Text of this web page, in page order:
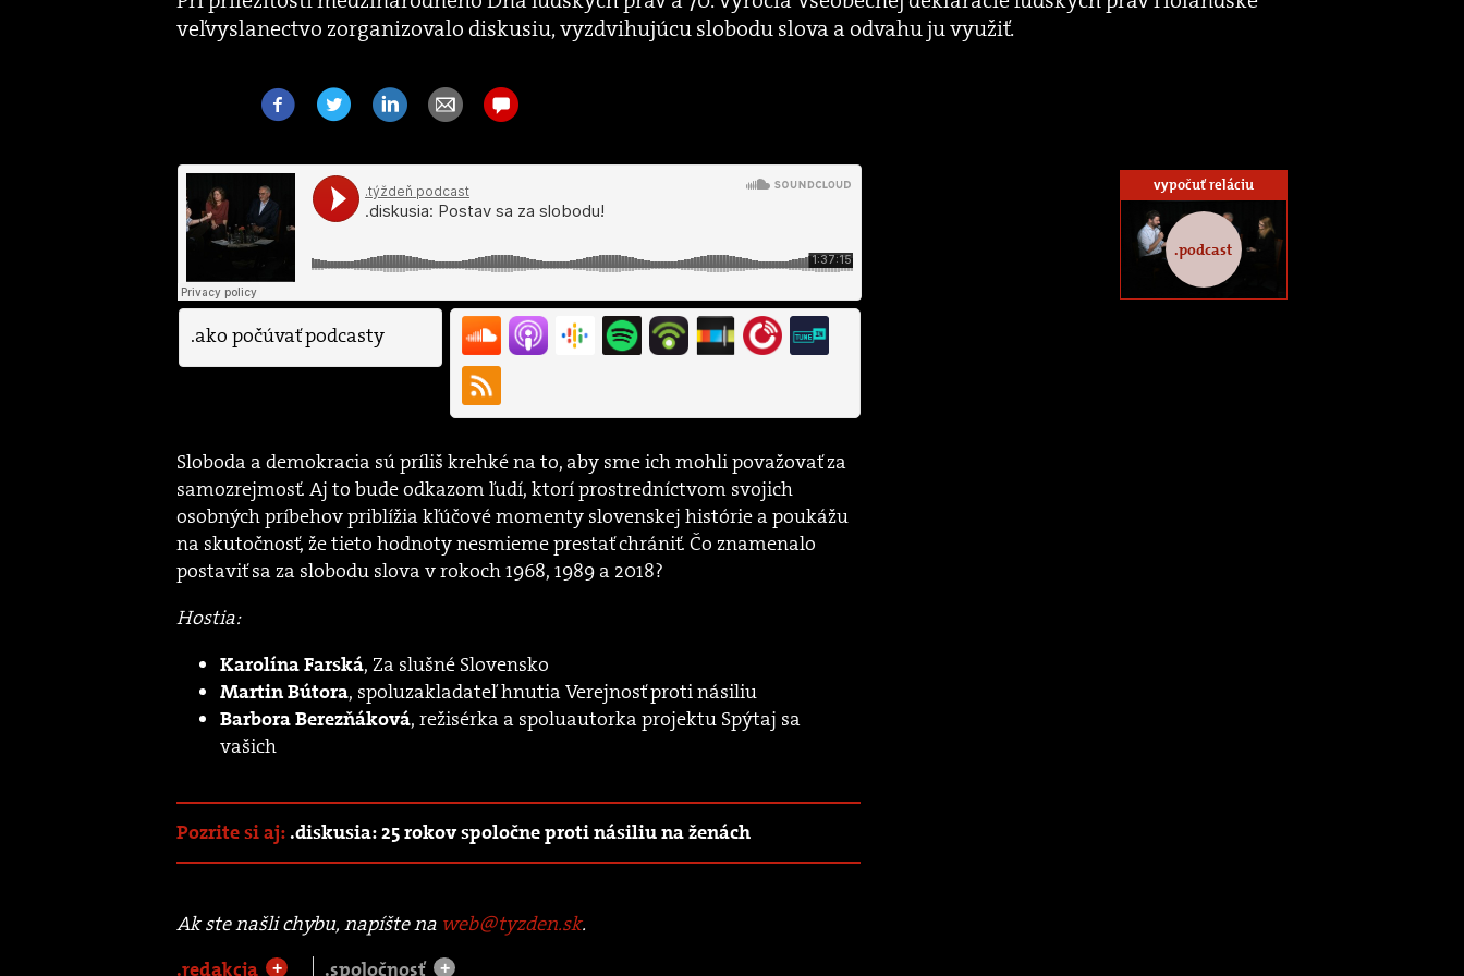
veľvyslanectvo zorganizovalo diskusiu, vyzdvihujúcu slobodu slova a odvahu ju využiť.
.ako počúvať podcasty
Sloboda a demokracia sú príliš krehké na to, aby sme ich mohli považovať za
samozrejmosť. Aj to bude odkazom ľudí, ktorí prostredníctvom svojich
osobných príbehov priblížia kľúčové momenty slovenskej histórie a poukážu
na skutočnosť, že tieto hodnoty nesmieme prestať chrániť. Čo znamenalo
postaviť sa za slobodu slova v rokoch 1968, 1989 a 2018?
Hostia:
Karolína Farská, Za slušné Slovensko
Martin Bútora, spoluzakladateľ hnutia Verejnosť proti násiliu
Barbora Berezňáková, režisérka a spoluautorka projektu Spýtaj sa
vašich
Pozrite si aj:.diskusia: 25 rokov spoločne proti násiliu na ženách
Ak ste našli chybu, napíšte na web@tyzden.sk.
.redakcia
+ .spoločnosť +
vypočuť reláciu
.podcast